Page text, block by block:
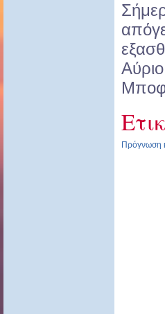
Πρόγνωση